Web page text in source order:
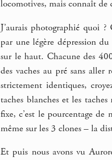
locomotives, mais connaît de
J’aurais photographié quoi
par une légère dépression
sur le haut. Chacune des
des vaches au pré sans
strictement identiques,
taches blanches et les
fixe, c’est le pourcentage
même sur les 3 clones – la
Et puis nous avons vu